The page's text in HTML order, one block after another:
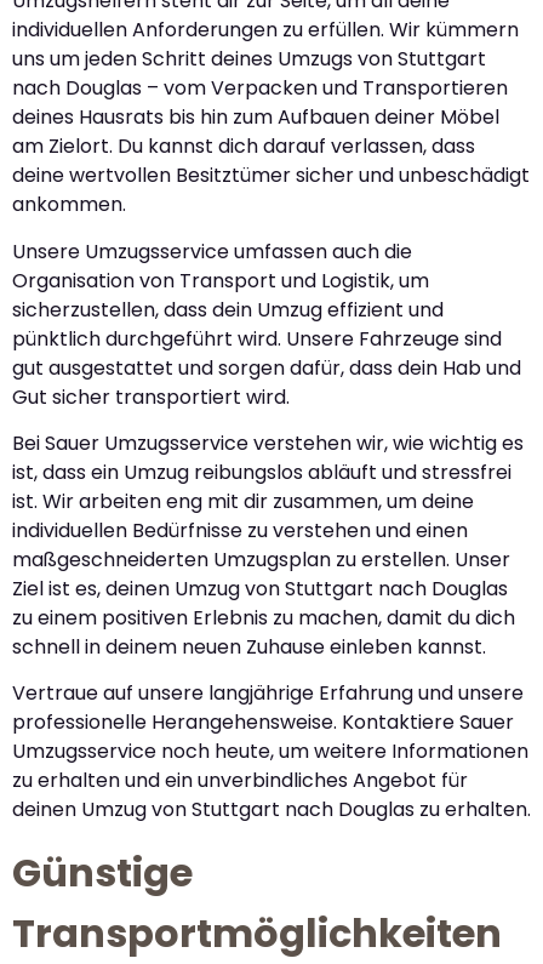
individuellen Anforderungen zu erfüllen. Wir kümmern
uns um jeden Schritt deines Umzugs von Stuttgart
nach Douglas – vom Verpacken und Transportieren
deines Hausrats bis hin zum Aufbauen deiner Möbel
am Zielort. Du kannst dich darauf verlassen, dass
deine wertvollen Besitztümer sicher und unbeschädigt
ankommen.
Unsere Umzugsservice umfassen auch die
Organisation von Transport und Logistik, um
sicherzustellen, dass dein Umzug effizient und
pünktlich durchgeführt wird. Unsere Fahrzeuge sind
gut ausgestattet und sorgen dafür, dass dein Hab und
Gut sicher transportiert wird.
Bei Sauer Umzugsservice verstehen wir, wie wichtig es
ist, dass ein Umzug reibungslos abläuft und stressfrei
ist. Wir arbeiten eng mit dir zusammen, um deine
individuellen Bedürfnisse zu verstehen und einen
maßgeschneiderten Umzugsplan zu erstellen. Unser
Ziel ist es, deinen Umzug von Stuttgart nach Douglas
zu einem positiven Erlebnis zu machen, damit du dich
schnell in deinem neuen Zuhause einleben kannst.
Vertraue auf unsere langjährige Erfahrung und unsere
professionelle Herangehensweise. Kontaktiere Sauer
Umzugsservice noch heute, um weitere Informationen
zu erhalten und ein unverbindliches Angebot für
deinen Umzug von Stuttgart nach Douglas zu erhalten.
Günstige
Transportmöglichkeiten